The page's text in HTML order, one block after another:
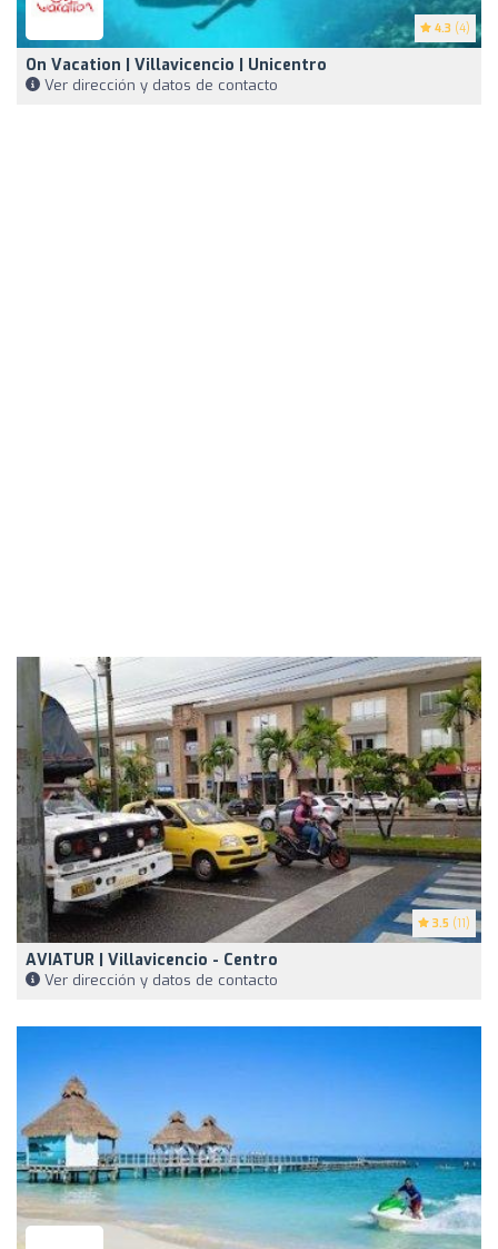
4.3 (4)
On Vacation | Villavicencio | Unicentro
Ver dirección y datos de contacto
3.5 (11)
AVIATUR | Villavicencio - Centro
Ver dirección y datos de contacto